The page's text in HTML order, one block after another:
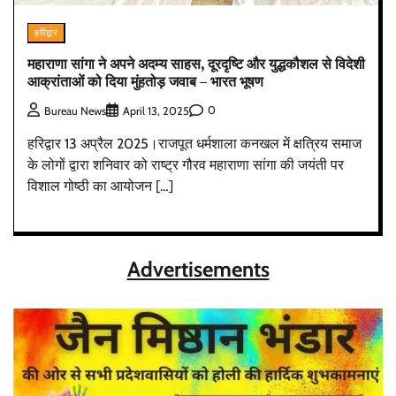
हरिद्वार
महाराणा सांगा ने अपने अदम्य साहस, दूरदृष्टि और युद्धकौशल से विदेशी
आक्रांताओं को दिया मुंहतोड़ जवाब – भारत भूषण
Bureau News April 13, 2025 0
हरिद्वार 13 अप्रैल 2025।राजपूत धर्मशाला कनखल में क्षत्रिय समाज
के लोगों द्वारा शनिवार को राष्ट्र गौरव महाराणा सांगा की जयंती पर
विशाल गोष्ठी का आयोजन […]
Advertisements